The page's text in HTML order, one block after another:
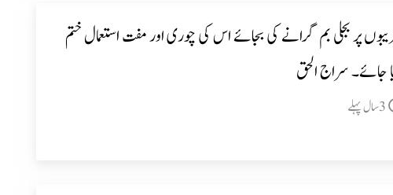
پر بجلی بم گرانے کی بجائے اس کی چوری اور مفت استعمال ختم
جائے۔ سراج الحق